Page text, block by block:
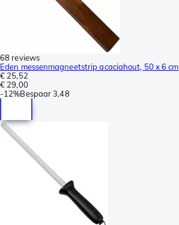
68 reviews
Eden messenmagneetstrip acaciahout, 50 x 6 cm
€ 25,52
€ 29,00
-12%Bespaar 3,48